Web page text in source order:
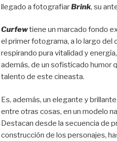
llegado a fotografiarBrink, su
Curfewtiene un marcado fondo
el primer fotograma, a lo largo del
respirando pura vitalidad y
además, de un sofisticado humor
talento de este cineasta.
Es, además, un elegante y
entre otras cosas, en un modelo
Destacan desde la secuencia de
construcción de los personajes,